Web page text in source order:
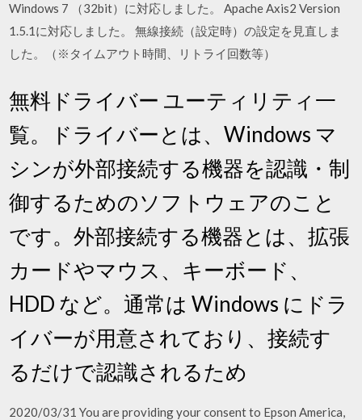
Windows 7 （32bit）に対応しました。 Apache Axis2 Version
1.5.1に対応しました。 無線接続（設定時）の設定を見直しま
した。（※タイムアウト時間、リトライ回数等）
無料ドライバー ユーティリティ一
覧。ドライバーとは、Windows マ
シンが外部接続する機器を認識・制
御するためのソフトウェアのこと
です。外部接続する機器とは、拡張
カードやマウス、キーボード、
HDD など。通常は Windows にドラ
イバーが用意されており、接続す
るだけで認識されるため
2020/03/31 You are providing your consent to Epson America,